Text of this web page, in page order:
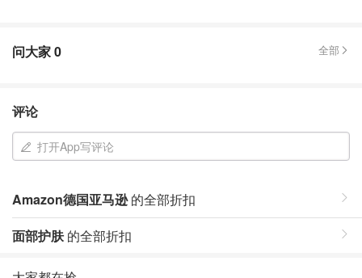
问大家0 全部
评论
打开App写评论
Amazon德国亚马逊的全部折扣
面部护肤的全部折扣